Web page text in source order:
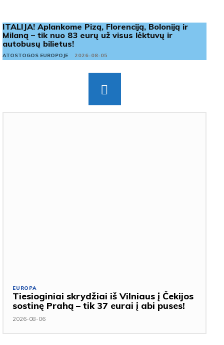
ITALIJA! Aplankome Pizą, Florenciją, Boloniją ir
Milaną – tik nuo 83 eurų už visus lėktuvų ir
autobusų bilietus!
ATOSTOGOS EUROPOJE 2026-08-05
EUROPA
Tiesioginiai skrydžiai iš Vilniaus į Čekijos
sostinę Prahą – tik 37 eurai į abi puses!
2026-08-06